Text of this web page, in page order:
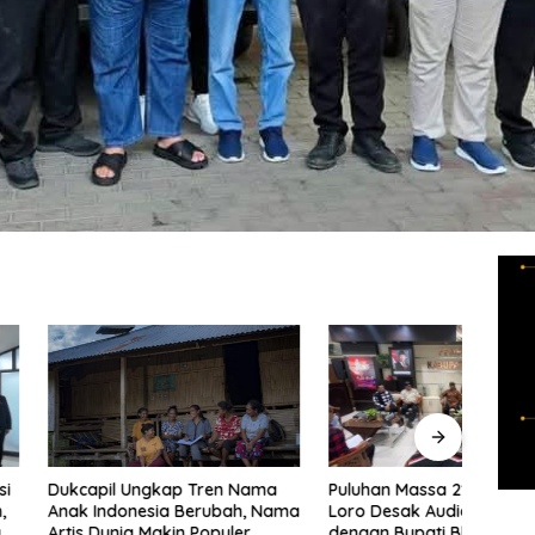
Tren Nama
Berubah, Nama
Puluhan Massa 212 Loro Siji
Loro Desak Audiensi Ulang